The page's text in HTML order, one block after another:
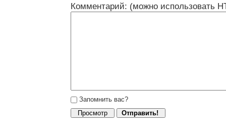
Комментарий: (можно использовать
Запомнить вас?